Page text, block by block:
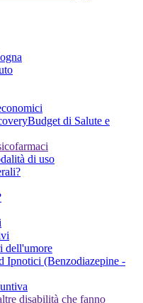
Budget di Salute e
di uso
dell'umore
Ipnotici (Benzodiazepine -